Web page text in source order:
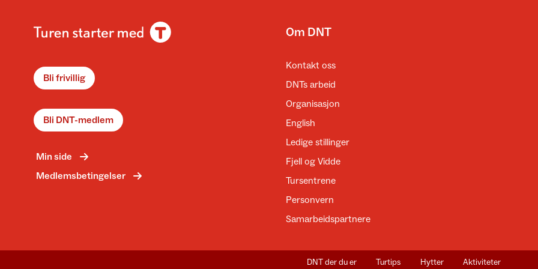
Bli frivillig
Bli DNT-medlem
Min side
Medlemsbetingelser
Om DNT
Kontakt oss
DNTs arbeid
Organisasjon
English
Ledige stillinger
Fjell og Vidde
Tursentrene
Personvern
Samarbeidspartnere
DNT der du er Turtips Hytter Aktiviteter